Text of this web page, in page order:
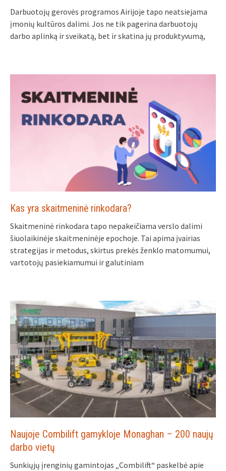
Darbuotojų gerovės programos Airijoje tapo neatsiejama
įmonių kultūros dalimi. Jos ne tik pagerina darbuotojų
darbo aplinką ir sveikatą, bet ir skatina jų produktyvumą,
Kas yra skaitmeninė rinkodara?
Skaitmeninė rinkodara tapo nepakeičiama verslo dalimi
šiuolaikinėje skaitmeninėje epochoje. Tai apima įvairias
strategijas ir metodus, skirtus prekės ženklo matomumui,
vartotojų pasiekiamumui ir galutiniam
Naujoje Combilift gamykloje Monaghan – 200 naujų
darbo vietų
Sunkiųjų įrenginių gamintojas „Combilift“ paskelbė apie